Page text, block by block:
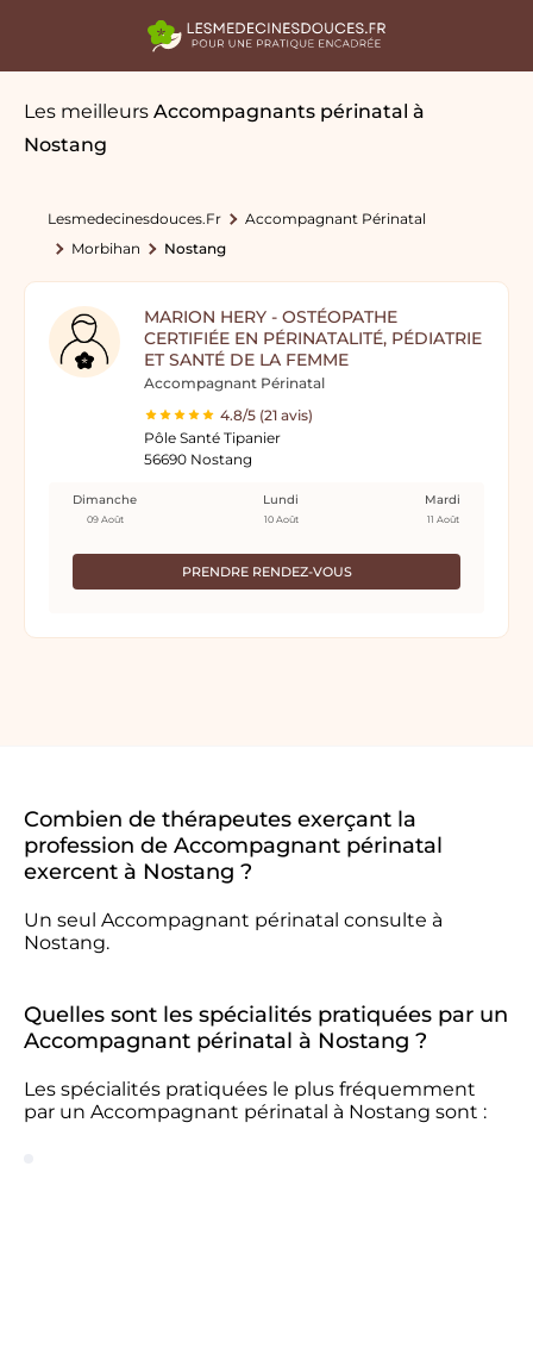
Les meilleurs Accompagnants périnatal à
Nostang
Lesmedecinesdouces.fr
Accompagnant Périnatal
Morbihan
Nostang
MARION HERY - OSTÉOPATHE
CERTIFIÉE EN PÉRINATALITÉ, PÉDIATRIE
ET SANTÉ DE LA FEMME
Accompagnant Périnatal
4.8/5 (21 avis)
Pôle Santé Tipanier
56690 Nostang
PRENDRE RENDEZ-VOUS
Dimanche
09 Août
Lundi
10 Août
Mardi
11 Août
Combien de thérapeutes exerçant la
profession de Accompagnant périnatal
exercent à Nostang ?
Un seul Accompagnant périnatal consulte à
Nostang.
Quelles sont les spécialités pratiquées par un
Accompagnant périnatal à Nostang ?
Les spécialités pratiquées le plus fréquemment
par un Accompagnant périnatal à Nostang sont :